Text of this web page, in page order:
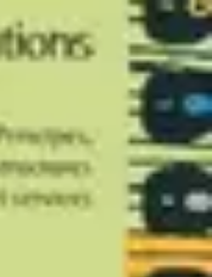
Évaluation et